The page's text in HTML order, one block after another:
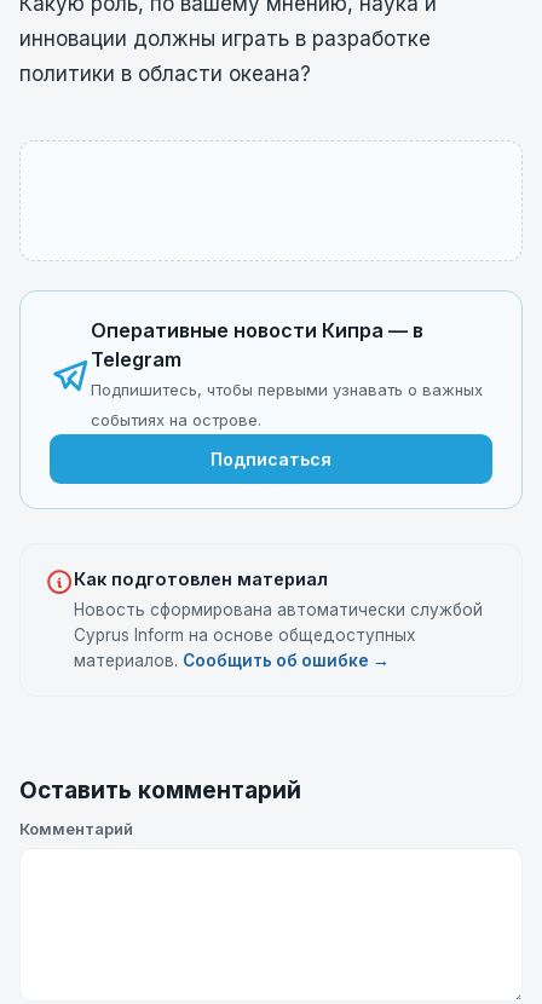
инновации должны играть в разработке
политики в области океана?
Оперативные новости Кипра — в
Telegram
Подпишитесь, чтобы первыми узнавать о важных
событиях на острове.
Подписаться
Как подготовлен материал
Новость сформирована автоматически службой
Cyprus Inform на основе общедоступных
материалов. Сообщить об ошибке →
Оставить комментарий
Комментарий